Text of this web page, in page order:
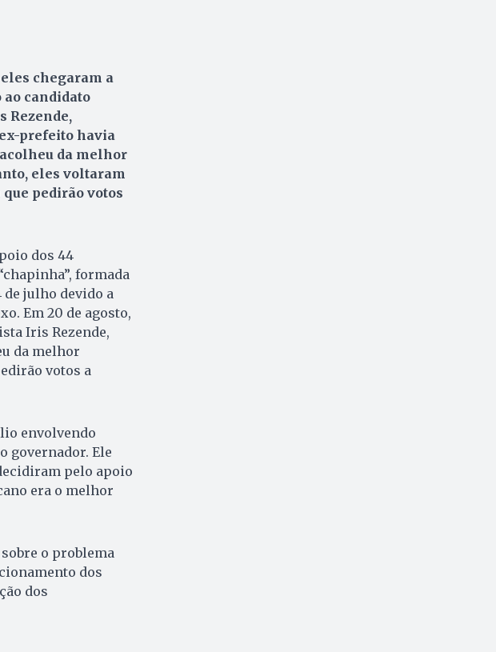
chegaram a
candidato
Rezende,
prefeito havia
da melhor
eles voltaram
pedirão votos
dos 44
formada
de julho devido a
Em 20 de agosto,
Iris Rezende,
da melhor
votos a
envolvendo
governador. Ele
pelo apoio
era o melhor
o problema
dos
dos